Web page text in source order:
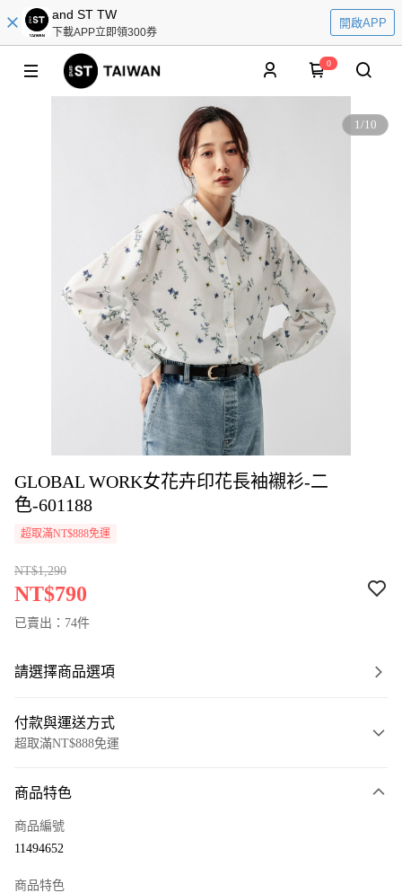
and ST TW
下載APP立即領300券
開啟APP
0
1/10
GLOBAL WORK女花卉印花長袖襯衫-二
色-601188
超取滿NT$888免運
NT$1,290
NT$790
已賣出：74件
請選擇商品選項
付款與運送方式
超取滿NT$888免運
信用卡一次付款
商品特色
商品編號
11494652
商品特色